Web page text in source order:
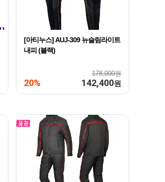
[아티누스] AUJ-309 뉴슬림라이트
내피 (블랙)
178,000원
20% 142,400원